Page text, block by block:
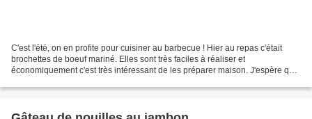
C'est l'été, on en profite pour cuisiner au barbecue ! Hier au repas c'était
brochettes de boeuf mariné. Elles sont très faciles à réaliser et
économiquement c'est très intéressant de les préparer maison. J'espère que